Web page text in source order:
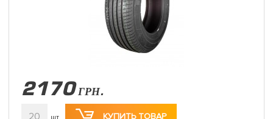
2170 ГРН.
20 шт КУПИТЬ ТОВАР